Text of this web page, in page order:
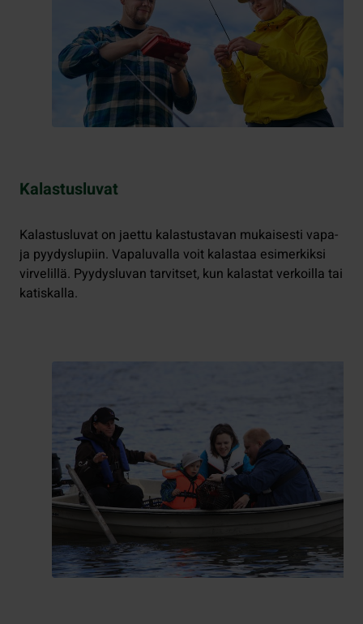
Kalastusluvat
Kalastusluvat on jaettu kalastustavan mukaisesti vapa-
ja pyydyslupiin. Vapaluvalla voit kalastaa esimerkiksi
virvelillä. Pyydysluvan tarvitset, kun kalastat verkoilla tai
katiskalla.